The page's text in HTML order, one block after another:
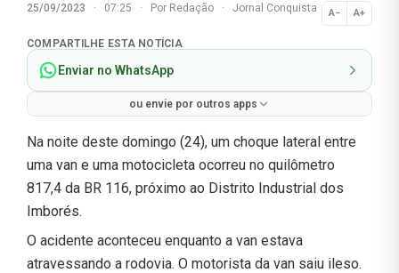
25/09/2023 · 07:25 · Por Redação · Jornal Conquista A− A+
Normal
COMPARTILHE ESTA NOTÍCIA
Enviar no WhatsApp
ou envie por outros apps
Na noite deste domingo (24), um choque lateral entre
uma van e uma motocicleta ocorreu no quilômetro
817,4 da BR 116, próximo ao Distrito Industrial dos
Imborés.
O acidente aconteceu enquanto a van estava
atravessando a rodovia. O motorista da van saiu ileso.